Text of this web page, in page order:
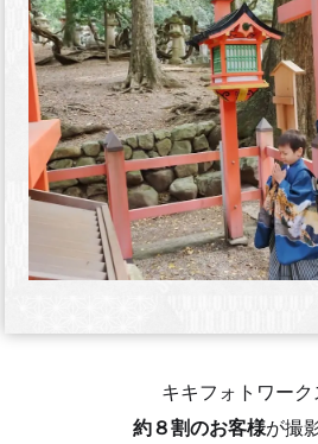
キキフォトワーク
約８割のお客様が撮